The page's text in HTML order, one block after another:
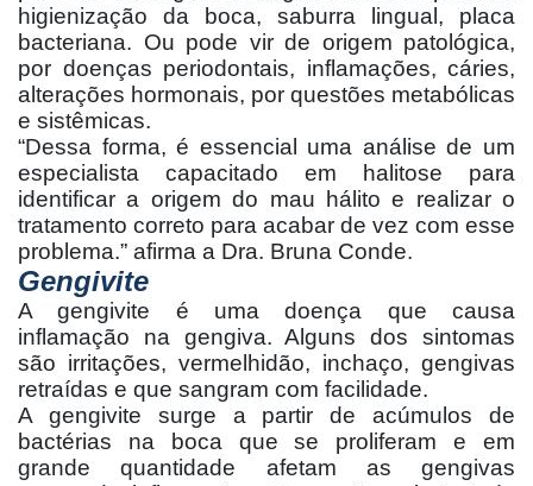
higienização da boca, saburra lingual, placa
bacteriana. Ou pode vir de origem patológica,
por doenças periodontais, inflamações, cáries,
alterações hormonais, por questões metabólicas
e sistêmicas.
“Dessa forma, é essencial uma análise de um
especialista capacitado em halitose para
identificar a origem do mau hálito e realizar o
tratamento correto para acabar de vez com esse
problema.” afirma a Dra. Bruna Conde.
Gengivite
A gengivite é uma doença que causa
inflamação na gengiva. Alguns dos sintomas
são irritações, vermelhidão, inchaço, gengivas
retraídas e que sangram com facilidade.
A gengivite surge a partir de acúmulos de
bactérias na boca que se proliferam e em
grande quantidade afetam as gengivas